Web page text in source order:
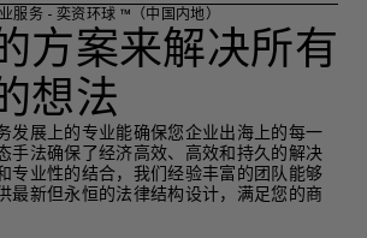
服务 - 奕资环球 ™（中国内地）
方案来解决所有
想法
发展上的专业能确保您企业出海上的每一
手法确保了经济高效、高效和持久的解决
专业性的结合，我们经验丰富的团队能够
最新但永恒的法律结构设计，满足您的商